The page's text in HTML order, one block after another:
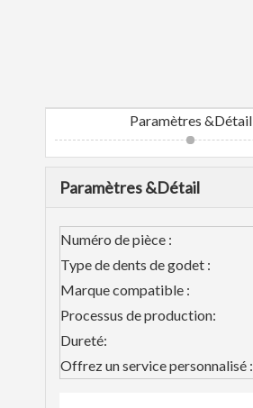
Paramètres &Détail
Paramètres &Détail
Numéro de pièce :
Type de dents de godet :
Marque compatible :
Processus de production:
Dureté:
Offrez un service personnalisé :